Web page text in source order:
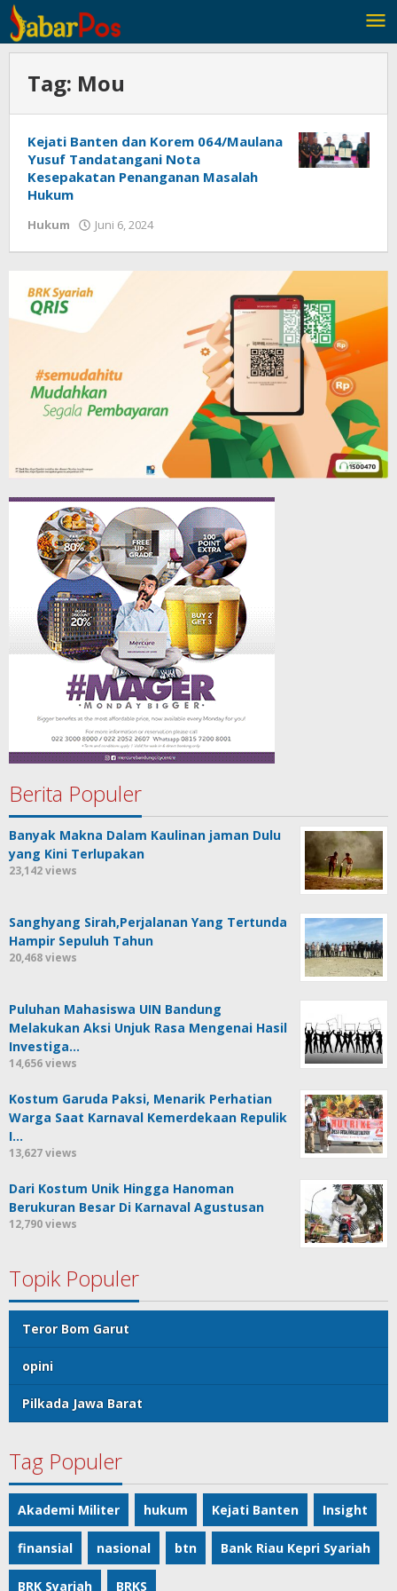
Lewati
ke
konten
Tag: Mou
Kejati Banten dan Korem 064/Maulana
Yusuf Tandatangani Nota
Kesepakatan Penanganan Masalah
Hukum
Hukum Juni 6, 2024
Berita Populer
Banyak Makna Dalam Kaulinan jaman Dulu
yang Kini Terlupakan
23,142 views
Sanghyang Sirah,Perjalanan Yang Tertunda
Hampir Sepuluh Tahun
20,468 views
Puluhan Mahasiswa UIN Bandung
Melakukan Aksi Unjuk Rasa Mengenai Hasil
Investiga…
14,656 views
Kostum Garuda Paksi, Menarik Perhatian
Warga Saat Karnaval Kemerdekaan Repulik
I…
13,627 views
Dari Kostum Unik Hingga Hanoman
Berukuran Besar Di Karnaval Agustusan
12,790 views
Topik Populer
Teror Bom Garut
opini
Pilkada Jawa Barat
Tag Populer
Akademi Militer hukum Kejati Banten Insight
finansial nasional btn Bank Riau Kepri Syariah
BRK Syariah BRKS